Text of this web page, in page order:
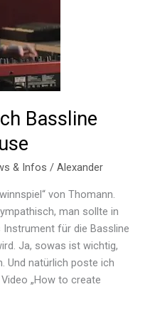
Bassline
& Infos /Alexander
von Thomann.
man sollte in
für die Bassline
Ja, sowas ist wichtig,
Und natürlich poste ich
„How to create